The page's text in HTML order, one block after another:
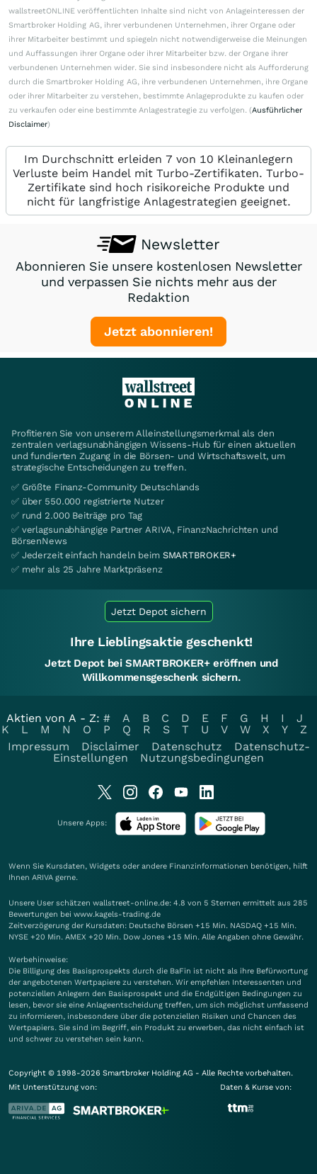
wallstreetONLINE veröffentlichten Inhalte sind nicht von Anlageinteressen der
Smartbroker Holding AG, ihrer verbundenen Unternehmen, ihrer Organe oder
ihrer Mitarbeiter bestimmt und spiegeln nicht notwendigerweise die Meinungen
und Auffassungen ihrer Organe oder ihrer Mitarbeiter bzw. der Organe ihrer
verbundenen Unternehmen wider. Sie sind insbesondere nicht als Aufforderung
durch die Smartbroker Holding AG, ihre verbundenen Unternehmen, ihre Organe
oder ihrer Mitarbeiter zu verstehen, bestimmte Anlageprodukte zu kaufen oder
zu verkaufen oder eine bestimmte Anlagestrategie zu verfolgen. (Ausführlicher
Disclaimer)
Im Durchschnitt erleiden 7 von 10 Kleinanlegern
Verluste beim Handel mit Turbo-Zertifikaten. Turbo-
Zertifikate sind hoch risikoreiche Produkte und
nicht für langfristige Anlagestrategien geeignet.
Newsletter
Abonnieren Sie unsere kostenlosen Newsletter
und verpassen Sie nichts mehr aus der
Redaktion
Jetzt abonnieren!
Profitieren Sie von unserem Alleinstellungsmerkmal als den
zentralen verlagsunabhängigen Wissens-Hub für einen aktuellen
und fundierten Zugang in die Börsen- und Wirtschaftswelt, um
strategische Entscheidungen zu treffen.
✅ Größte Finanz-Community Deutschlands
✅ über 550.000 registrierte Nutzer
✅ rund 2.000 Beiträge pro Tag
✅ verlagsunabhängige Partner ARIVA, FinanzNachrichten und
BörsenNews
✅ Jederzeit einfach handeln beim SMARTBROKER+
✅ mehr als 25 Jahre Marktpräsenz
Jetzt Depot sichern
Ihre Lieblingsaktie geschenkt!
Jetzt Depot bei SMARTBROKER+ eröffnen und
Willkommensgeschenk sichern.
Aktien von A - Z: # A B C D E F G H I
J
K
L M N O P Q R S T U V W X Y
Z
Impressum
Disclaimer Datenschutz
Datenschutz-
Einstellungen
Nutzungsbedingungen
Unsere Apps:
Wenn Sie Kursdaten, Widgets oder andere Finanzinformationen benötigen, hilft
Ihnen ARIVA gerne.
Unsere User schätzen wallstreet-online.de: 4.8 von 5 Sternen ermittelt aus 285
Bewertungen bei www.kagels-trading.de
Zeitverzögerung der Kursdaten: Deutsche Börsen +15 Min. NASDAQ +15 Min.
NYSE +20 Min. AMEX +20 Min. Dow Jones +15 Min. Alle Angaben ohne Gewähr.
Werbehinweise:
Die Billigung des Basisprospekts durch die BaFin ist nicht als ihre Befürwortung
der angebotenen Wertpapiere zu verstehen. Wir empfehlen Interessenten und
potenziellen Anlegern den Basisprospekt und die Endgültigen Bedingungen zu
lesen, bevor sie eine Anlageentscheidung treffen, um sich möglichst umfassend
zu informieren, insbesondere über die potenziellen Risiken und Chancen des
Wertpapiers. Sie sind im Begriff, ein Produkt zu erwerben, das nicht einfach ist
und schwer zu verstehen sein kann.
Copyright © 1998-2026 Smartbroker Holding AG - Alle Rechte vorbehalten.
Mit Unterstützung von:
Daten & Kurse von: